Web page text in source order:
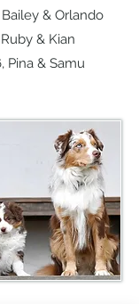
Bailey & Orlando
Ruby & Kian
, Pina & Samu